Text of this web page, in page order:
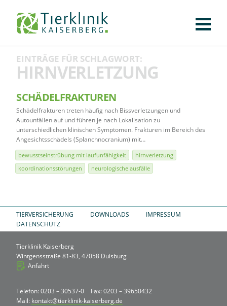
KLINIK
CHIRURGIE
AUGENHEILKUNDE
KARDIOLOGIE
BILDGEBUNG
INNERE MEDIZIN
WEITERE
AKTUELLES
LEXIKON
KONTAKT
Tierklinik
Kaiserberg
EINTRÄGE FÜR SCHLAGWORT:
HIRNVERLETZUNG
SCHÄDELFRAKTUREN
Schädelfrakturen treten häufig nach Bissverletzungen und
Autounfällen auf und führen je nach Lokalisation zu
unterschiedlichen klinischen Symptomen. Frakturen im Bereich des
Angesichtsschädels (Splanchnocranium) mit…
bewusstseinstrübung mit laufunfähigkeit
hirnverletzung
koordinationsstörungen
neurologische ausfälle
TIERVERSICHERUNG DOWNLOADS
IMPRESSUM
DATENSCHUTZ
Tierklinik Kaiserberg
Wintgensstraße 81-83, 47058 Duisburg
Anfahrt
Telefon: 0203 – 30537-0
Fax: 0203 – 39650432
Mail: kontakt@tierklinik-kaiserberg.de